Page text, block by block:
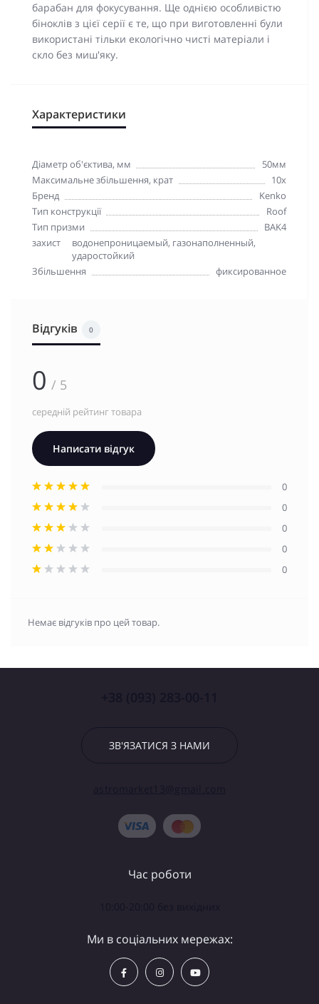
барабан для фокусування. Ще однією особливістю
біноклів з цієї серії є те, що при виготовленні були
використані тільки екологічно чисті матеріали і
скло без миш'яку.
Характеристики
Діаметр об'єктива, мм
50мм
Максимальне збільшення, крат
10x
Бренд
Kenko
Тип конструкції
Roof
Тип призми
BAK4
захист
водонепроницаемый, газонаполненный,
ударостойкий
Збільшення
фиксированное
Відгуків 0
0 / 5
середній рейтинг товара
Написати відгук
0
0
0
0
0
Немає відгуків про цей товар.
ЗВ'ЯЗАТИСЯ З НАМИ
Час роботи
Ми в соціальних мережах: